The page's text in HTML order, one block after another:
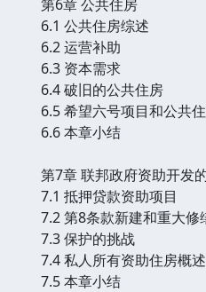
第6章 公共住房
6.1 公共住房综述
6.2 运营补助
6.3 资本需求
6.4 破旧的公共住房
6.5 希望六号项目和公共
6.6 本章小结
第7章 联邦政府资助开发
7.1 抵押贷款资助项目
7.2 第8条款新建和重大修
7.3 保护的挑战
7.4 私人所有资助住房概述
7.5 本章小结